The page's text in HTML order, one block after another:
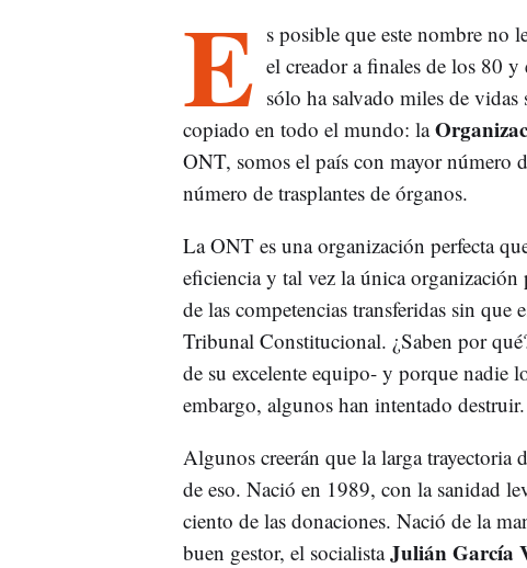
E s posible que este nombre no
el creador a finales de los 80
sólo ha salvado miles de
copiado en todo el mundo: la
ONT, somos el país con mayor número
número de trasplantes de órganos.
La ONT es una organización perfecta
eficiencia y tal vez la única
de las competencias transferidas sin
Tribunal Constitucional. ¿Saben por
de su excelente equipo- y porque nadie
embargo, algunos han intentado destruir.
Algunos creerán que la larga trayectoria
de eso. Nació en 1989, con la sanidad
ciento de las donaciones. Nació de la
buen gestor, el socialistaJulián García